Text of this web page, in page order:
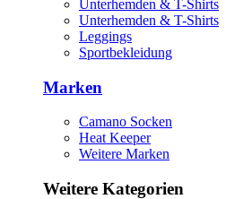
Unterhemden & T-Shirts
Unterhemden & T-Shirts
Leggings
Sportbekleidung
Marken
Camano Socken
Heat Keeper
Weitere Marken
Weitere Kategorien